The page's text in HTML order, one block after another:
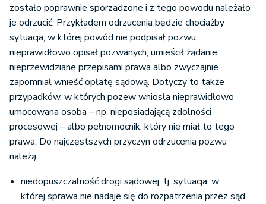
zostało poprawnie sporządzone i z tego powodu należało
je odrzucić. Przykładem odrzucenia będzie chociażby
sytuacja, w której powód nie podpisał pozwu,
nieprawidłowo opisał pozwanych, umieścił żądanie
nieprzewidziane przepisami prawa albo zwyczajnie
zapomniał wnieść opłatę sądową. Dotyczy to także
przypadków, w których pozew wniosła nieprawidłowo
umocowana osoba – np. nieposiadającą zdolności
procesowej – albo pełnomocnik, który nie miał to tego
prawa. Do najczęstszych przyczyn odrzucenia pozwu
należą:
niedopuszczalność drogi sądowej, tj. sytuacja, w
której sprawa nie nadaje się do rozpatrzenia przez sąd